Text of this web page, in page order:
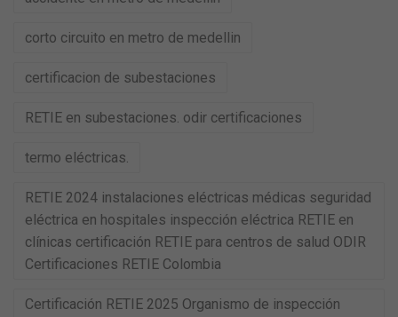
corto circuito en metro de medellin
certificacion de subestaciones
RETIE en subestaciones. odir certificaciones
termo eléctricas.
RETIE 2024 instalaciones eléctricas médicas seguridad
eléctrica en hospitales inspección eléctrica RETIE en
clínicas certificación RETIE para centros de salud ODIR
Certificaciones RETIE Colombia
Certificación RETIE 2025 Organismo de inspección